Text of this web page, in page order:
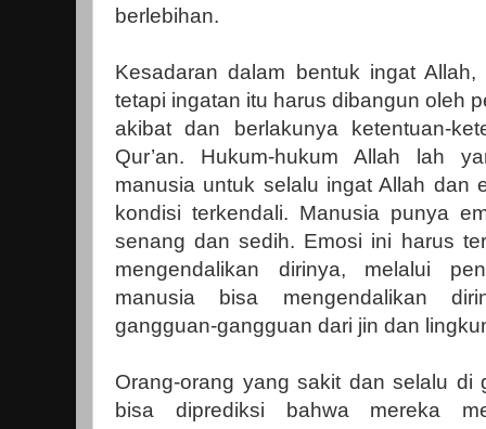
berlebihan.
Kesadaran dalam bentuk ingat
tetapi ingatan itu harus dibangun oleh
akibat dan berlakunya ketentuan-
Qur’an. Hukum-hukum Allah lah
manusia untuk selalu ingat Allah dan
kondisi terkendali. Manusia punya
senang dan sedih. Emosi ini harus
mengendalikan dirinya, melalui
manusia bisa mengendalikan
gangguan-gangguan dari jin dan
Orang-orang yang sakit dan selalu di
bisa diprediksi bahwa mereka